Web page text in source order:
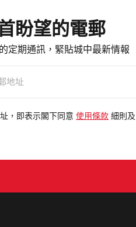
盼望的電郵
定期通訊，緊貼城中最新情報
，即表示閣下同意 使用條款 細則及